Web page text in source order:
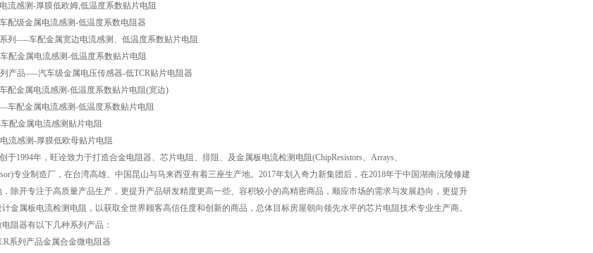
流感测-厚膜低欧姆,低温度系数贴片电阻
配级金属电流感测-低温度系数电阻器
系列—–车配金属宽边电流感测、低温度系数贴片电阻
配金属电流感测-低温度系数贴片电阻
产品—–汽车级金属电压传感器-低TCR贴片电阻器
配金属电流感测-低温度系数贴片电阻(宽边)
车配金属电流感测-低温度系数贴片电阻
配金属电流感测贴片电阻
流感测-厚膜低欧母贴片电阻
于1994年，旺诠致力于打造合金电阻器、芯片电阻、排阻、及金属板电流检测电阻(ChipResistors、Arrays、
专业制造厂，在台湾高雄、中国昆山与马来西亚有着三座生产地。2017年划入奇力新集团后，在2018年于中国湖南沅陵修建
除开专注于高质量产品生产，更提升产品研发精度更高一些、容积较小的高精密商品，顺应市场的需求与发展趋向，更提升
金属板电流检测电阻，以获取全世界顾客高信任度和创新的商品，总体目标房屋朝向领先水平的芯片电阻技术专业生产商。
阻器有以下几种系列产品：
系列产品金属合金微电阻器